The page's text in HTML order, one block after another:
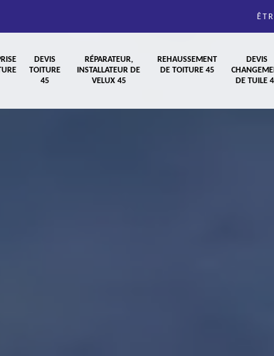
DEVIS
TOITURE
45
RÉPARATEUR,
INSTALLATEUR DE
VELUX 45
REHAUSSEMENT
DE TOITURE 45
DEVIS
DE TUILE